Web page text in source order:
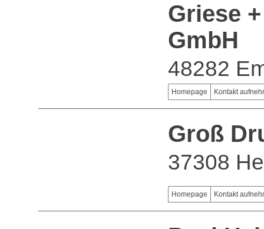
Griese
GmbH
48282
Homepage Kontakt
Groß
37308
Homepage Kontakt